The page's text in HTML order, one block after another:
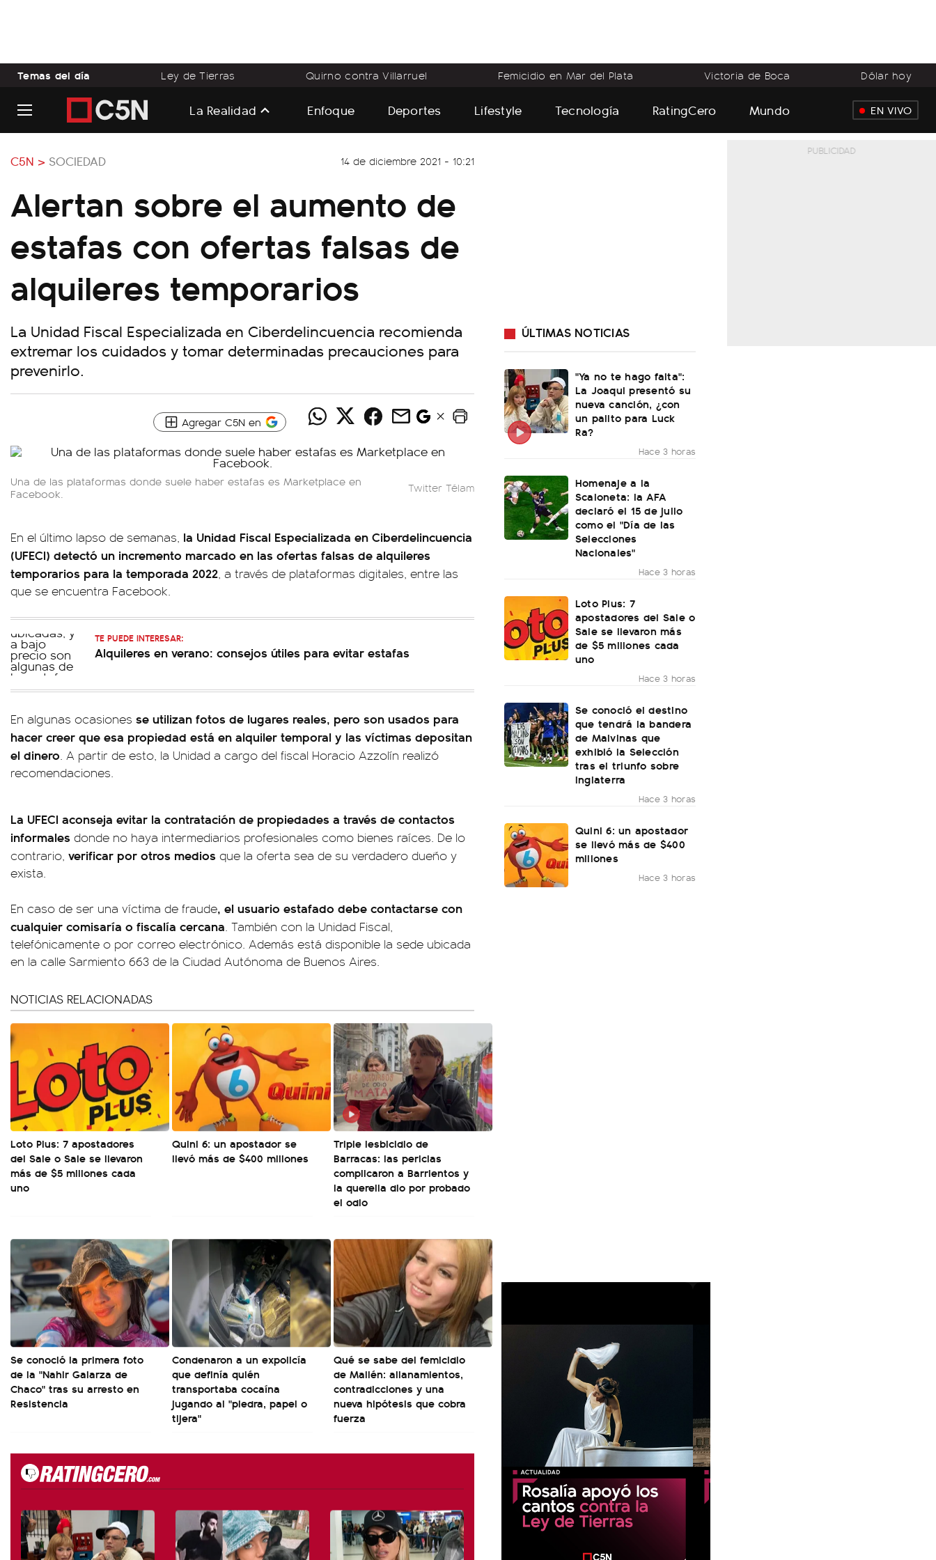
Temas del día Ley de Tierras Quirno contra Villarruel Femicidio en Mar del Plata Victoria de Boca Dólar hoy
La Realidad Enfoque Deportes Lifestyle Tecnología RatingCero Mundo EN VIVO
C5N > SOCIEDAD 14 de diciembre 2021 - 10:21
Alertan sobre el aumento de
estafas con ofertas falsas de
alquileres temporarios
La Unidad Fiscal Especializada en Ciberdelincuencia recomienda
extremar los cuidados y tomar determinadas precauciones para
prevenirlo.
Agregar C5N en
Una de las plataformas donde suele haber estafas es Marketplace en
Facebook.
Twitter Télam
En el último lapso de semanas, la Unidad Fiscal Especializada en Ciberdelincuencia
(UFECI) detectó un incremento marcado en las ofertas falsas de alquileres
temporarios para la temporada 2022, a través de plataformas digitales, entre las
que se encuentra Facebook.
TE PUEDE INTERESAR:
Alquileres en verano: consejos útiles para evitar estafas
En algunas ocasiones se utilizan fotos de lugares reales, pero son usados para
hacer creer que esa propiedad está en alquiler temporal y las víctimas depositan
el dinero. A partir de esto, la Unidad a cargo del fiscal Horacio Azzolín realizó
recomendaciones.
La UFECI aconseja evitar la contratación de propiedades a través de contactos
informales donde no haya intermediarios profesionales como bienes raíces. De lo
contrario, verificar por otros medios que la oferta sea de su verdadero dueño y
exista.
En caso de ser una víctima de fraude, el usuario estafado debe contactarse con
cualquier comisaría o fiscalía cercana. También con la Unidad Fiscal,
telefónicamente o por correo electrónico. Además está disponible la sede ubicada
en la calle Sarmiento 663 de la Ciudad Autónoma de Buenos Aires.
NOTICIAS RELACIONADAS
Loto Plus: 7 apostadores
del Sale o Sale se llevaron
más de $5 millones cada
uno
Quini 6: un apostador se
llevó más de $400 millones
Triple lesbicidio de
Barracas: las pericias
complicaron a Barrientos y
la querella dio por probado
el odio
Se conoció la primera foto
de la "Nahir Galarza de
Chaco" tras su arresto en
Resistencia
Condenaron a un expolicía
que definía quién
transportaba cocaína
jugando al "piedra, papel o
tijera"
Qué se sabe del femicidio
de Mailén: allanamientos,
contradicciones y una
nueva hipótesis que cobra
fuerza
ÚLTIMAS NOTICIAS
"Ya no te hago falta":
La Joaqui presentó su
nueva canción, ¿con
un palito para Luck
Ra?
Hace 3 horas
Homenaje a la
Scaloneta: la AFA
declaró el 15 de julio
como el "Día de las
Selecciones
Nacionales"
Hace 3 horas
Loto Plus: 7
apostadores del Sale o
Sale se llevaron más
de $5 millones cada
uno
Hace 3 horas
Se conoció el destino
que tendrá la bandera
de Malvinas que
exhibió la Selección
tras el triunfo sobre
Inglaterra
Hace 3 horas
Quini 6: un apostador
se llevó más de $400
millones
Hace 3 horas